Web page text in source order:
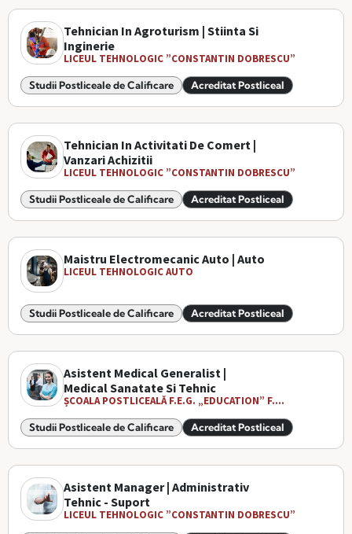
Tehnician In Agroturism | Stiinta Si
Inginerie
LICEUL TEHNOLOGIC ”CONSTANTIN DOBRESCU”
Studii Postliceale de Calificare Acreditat Postliceal
Tehnician In Activitati De Comert |
Vanzari Achizitii
LICEUL TEHNOLOGIC ”CONSTANTIN DOBRESCU”
Studii Postliceale de Calificare Acreditat Postliceal
Maistru Electromecanic Auto | Auto
LICEUL TEHNOLOGIC AUTO
Studii Postliceale de Calificare Acreditat Postliceal
Asistent Medical Generalist |
Medical Sanatate Si Tehnic
ȘCOALA POSTLICEALĂ F.E.G. „EDUCATION” F....
Studii Postliceale de Calificare Acreditat Postliceal
Asistent Manager | Administrativ
Tehnic - Suport
LICEUL TEHNOLOGIC ”CONSTANTIN DOBRESCU”